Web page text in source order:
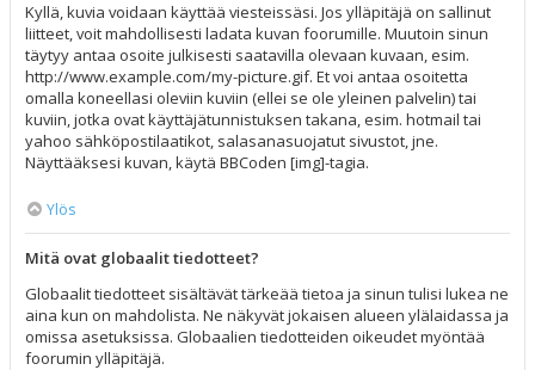
Kyllä, kuvia voidaan käyttää viesteissäsi. Jos ylläpitäjä on sallinut
liitteet, voit mahdollisesti ladata kuvan foorumille. Muutoin sinun
täytyy antaa osoite julkisesti saatavilla olevaan kuvaan, esim.
http://www.example.com/my-picture.gif. Et voi antaa osoitetta
omalla koneellasi oleviin kuviin (ellei se ole yleinen palvelin) tai
kuviin, jotka ovat käyttäjätunnistuksen takana, esim. hotmail tai
yahoo sähköpostilaatikot, salasanasuojatut sivustot, jne.
Näyttääksesi kuvan, käytä BBCoden [img]-tagia.
Ylös
Mitä ovat globaalit tiedotteet?
Globaalit tiedotteet sisältävät tärkeää tietoa ja sinun tulisi lukea ne
aina kun on mahdolista. Ne näkyvät jokaisen alueen ylälaidassa ja
omissa asetuksissa. Globaalien tiedotteiden oikeudet myöntää
foorumin ylläpitäjä.